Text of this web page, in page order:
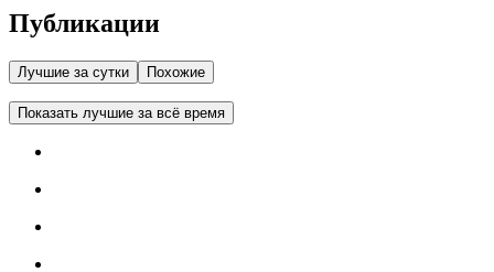
Публикации
Лучшие за сутки Похожие
Показать лучшие за всё время